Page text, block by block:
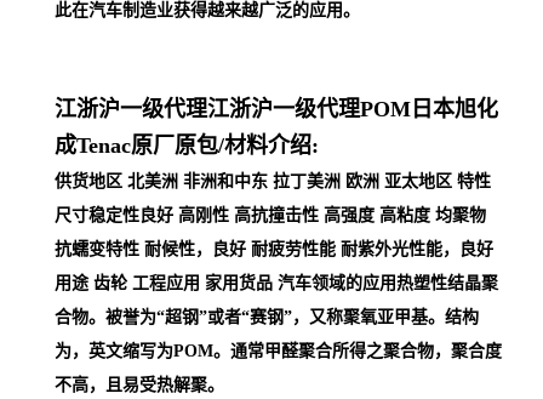
此在汽车制 造业获得越来越广泛的应用。
江浙沪一级代理江浙沪一级代理POM日本旭化
成Tenac原厂原包/材料介绍:
供货地区 北美洲 非洲和中东 拉丁美洲 欧洲 亚太地区 特性
尺寸稳定性良好 高刚性 高抗撞击性 高强度 高粘度 均聚物
抗蠕变特性 耐候性，良好 耐疲劳性能 耐紫外光性能，良好
用途 齿轮 工程应用 家用货品 汽车领域的应用热塑性结晶聚
合物。被誉为“超钢”或者“赛钢”，又称聚氧亚甲基。结构
为，英文缩写为POM。通常甲醛聚合所得之聚合物，聚合度
不高，且易受热解聚。